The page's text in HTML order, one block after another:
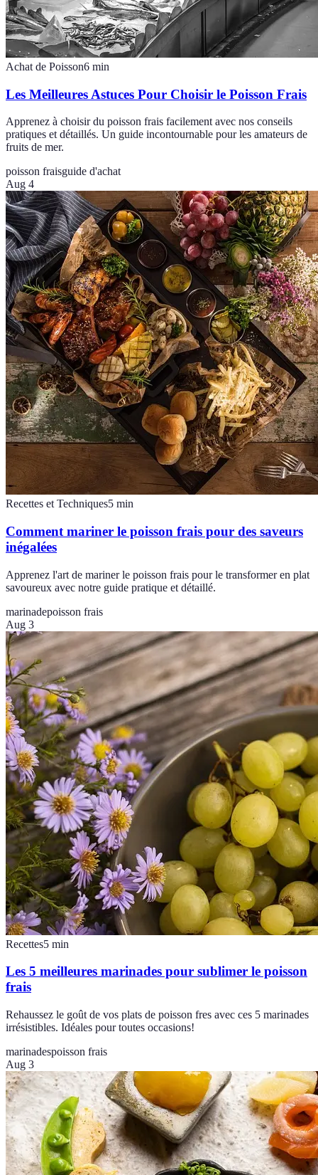
Achat de Poisson6 min
Les Meilleures Astuces Pour Choisir le Poisson Frais
Apprenez à choisir du poisson frais facilement avec nos conseils
pratiques et détaillés. Un guide incontournable pour les amateurs de
fruits de mer.
poisson fraisguide d'achat
Aug 4
Recettes et Techniques5 min
Comment mariner le poisson frais pour des saveurs
inégalées
Apprenez l'art de mariner le poisson frais pour le transformer en plat
savoureux avec notre guide pratique et détaillé.
marinadepoisson frais
Aug 3
Recettes5 min
Les 5 meilleures marinades pour sublimer le poisson
frais
Rehaussez le goût de vos plats de poisson fres avec ces 5 marinades
irrésistibles. Idéales pour toutes occasions!
marinadespoisson frais
Aug 3